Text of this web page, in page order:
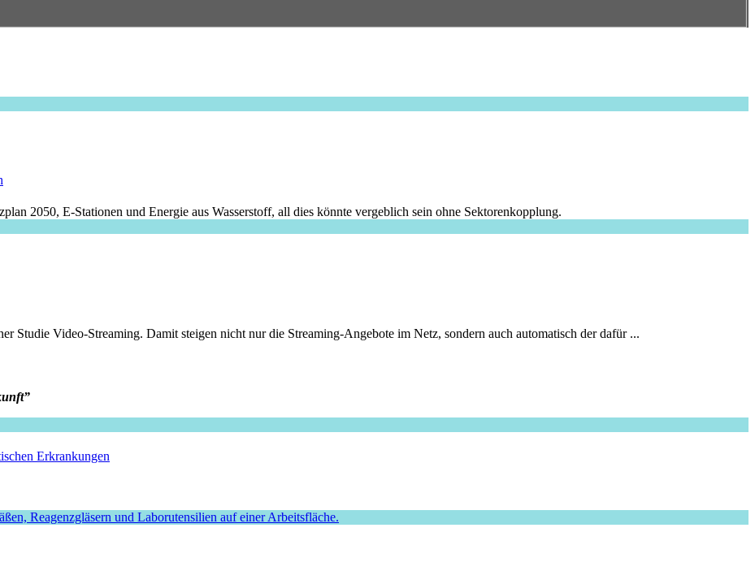
2050, E-Stationen und Energie aus Wasserstoff, all dies könnte vergeblich sein ohne Sektorenkopplung.
Studie Video-Streaming. Damit steigen nicht nur die Streaming-Angebote im Netz, sondern auch automatisch der dafür ...
Erkrankungen